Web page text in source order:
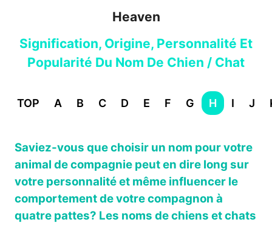
Heaven
Signification, Origine, Personnalité Et
Popularité Du Nom De Chien / Chat
TOP A B C D E F G H I J
Saviez-vous que choisir un nom pour votre
animal de compagnie peut en dire long sur
votre personnalité et même influencer le
comportement de votre compagnon à
quatre pattes? Les noms de chiens et chats